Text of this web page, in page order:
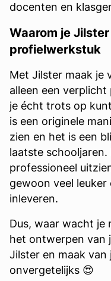
docenten en
Waarom je
profielwerkstuk
Met Jilster maak je
alleen een
je écht trots op
is een originele
zien en het is een
laatste schooljaren.
professioneel
gewoon veel
inleveren.
Dus, waar wacht je
het ontwerpen van
Jilster en maak
onvergetelijks 😍